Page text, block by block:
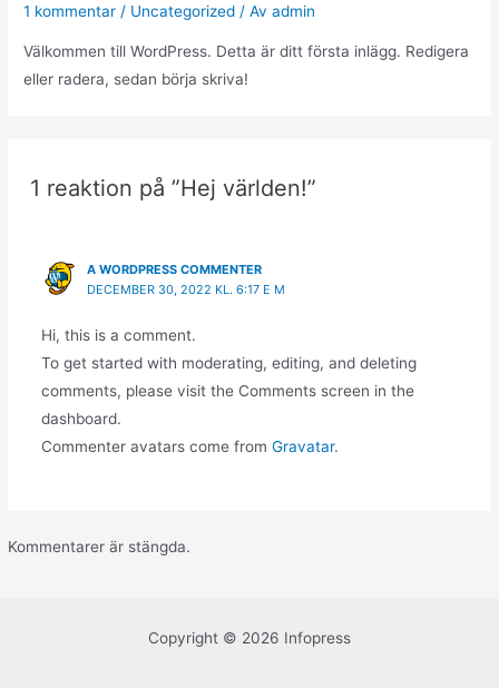
1 kommentar / Uncategorized / Av admin
Välkommen till WordPress. Detta är ditt första inlägg. Redigera
eller radera, sedan börja skriva!
1 reaktion på ”Hej världen!”
A WORDPRESS COMMENTER
DECEMBER 30, 2022 KL. 6:17 E M
Hi, this is a comment.
To get started with moderating, editing, and deleting
comments, please visit the Comments screen in the
dashboard.
Commenter avatars come from Gravatar.
Kommentarer är stängda.
Copyright © 2026 Infopress